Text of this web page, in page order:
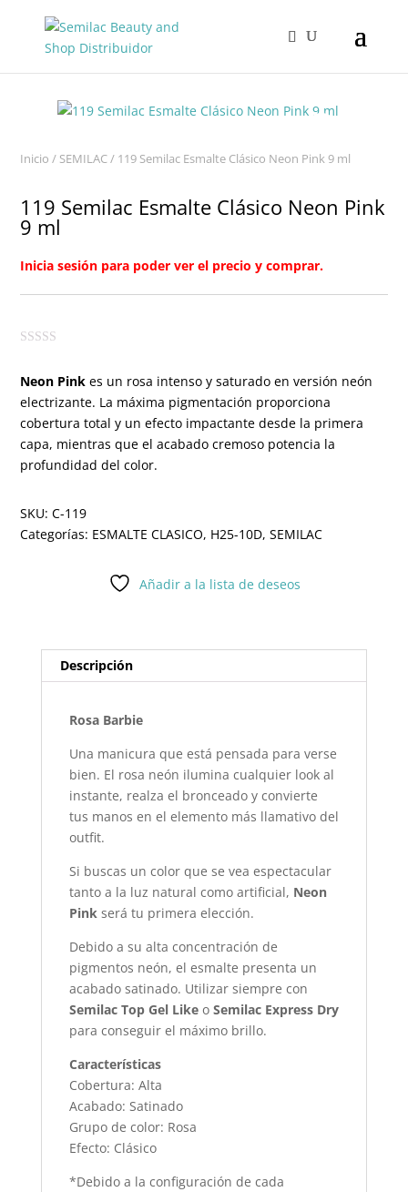
Inicio / SEMILAC/ 119 Semilac Esmalte Clásico Neon Pink 9 ml
119 Semilac Esmalte Clásico Neon Pink
9 ml
Inicia sesión para poder ver el precio y comprar.
Neon Pink es un rosa intenso y saturado en versión neón
electrizante. La máxima pigmentación proporciona
cobertura total y un efecto impactante desde la primera
capa, mientras que el acabado cremoso potencia la
profundidad del color.
SKU:C-119
Categorías: ESMALTE CLASICO, H25-10D,SEMILAC
Añadir a la lista de deseos
Descripción
Rosa Barbie
Una manicura que está pensada para verse
bien. El rosa neón ilumina cualquier look al
instante, realza el bronceado y convierte
tus manos en el elemento más llamativo del
outfit.
Si buscas un color que se vea espectacular
tanto a la luz natural como artificial, Neon
Pinkserá tu primera elección.
Debido a su alta concentración de
pigmentos neón, el esmalte presenta un
acabado satinado. Utilizar siempre con
Semilac Top Gel Likeo Semilac Express Dry
para conseguir el máximo brillo.
Características
Cobertura: Alta
Acabado: Satinado
Grupo de color: Rosa
Efecto: Clásico
*Debido a la configuración de cada